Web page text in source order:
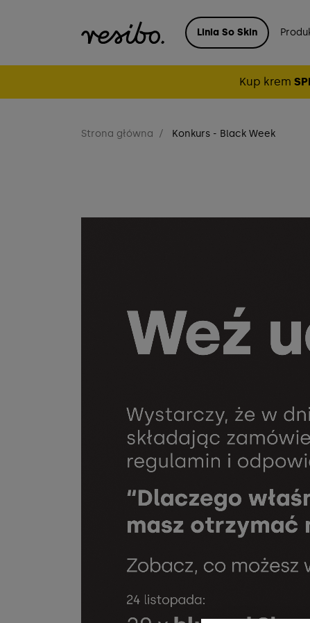
Linia So Skin
Kup krem
Strona główna Konkurs - Black Week